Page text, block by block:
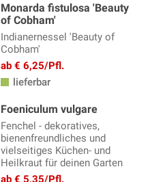
Monarda fistulosa 'Beauty
of Cobham'
Indianernessel 'Beauty of
Cobham'
ab € 6,25/Pfl.
lieferbar
Foeniculum vulgare
Fenchel - dekoratives,
bienenfreundliches und
vielseitiges Küchen- und
Heilkraut für deinen Garten
ab € 5,35/Pfl.